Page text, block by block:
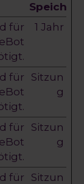
für
1 Jahr
für
Sitzun
g
für
Sitzun
g
für
Sitzun